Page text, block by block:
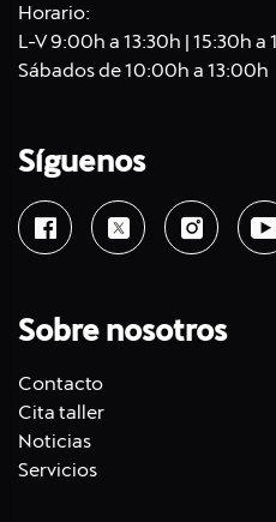
Horario:
L-V 9:00h a 13:30h | 15:30h a
Sábados de 10:00h a 13:00h
Síguenos
Sobre nosotros
Contacto
Cita taller
Noticias
Servicios